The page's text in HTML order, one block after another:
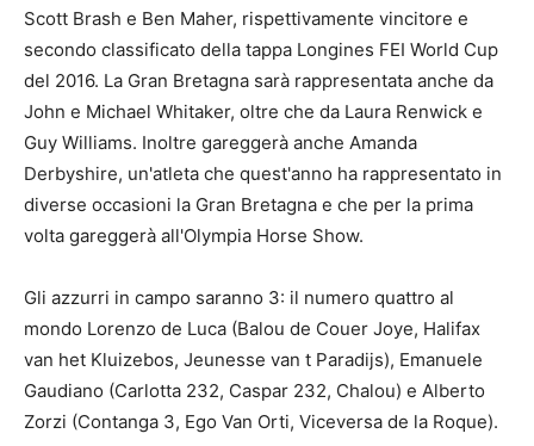
Scott Brash e Ben Maher, rispettivamente vincitore e
secondo classificato della tappa Longines FEI World Cup
del 2016. La Gran Bretagna sarà rappresentata anche da
John e Michael Whitaker, oltre che da Laura Renwick e
Guy Williams. Inoltre gareggerà anche Amanda
Derbyshire, un'atleta che quest'anno ha rappresentato in
diverse occasioni la Gran Bretagna e che per la prima
volta gareggerà all'Olympia Horse Show.
Gli azzurri in campo saranno 3: il numero quattro al
mondo Lorenzo de Luca (Balou de Couer Joye, Halifax
van het Kluizebos, Jeunesse van t Paradijs), Emanuele
Gaudiano (Carlotta 232, Caspar 232, Chalou) e Alberto
Zorzi (Contanga 3, Ego Van Orti, Viceversa de la Roque).